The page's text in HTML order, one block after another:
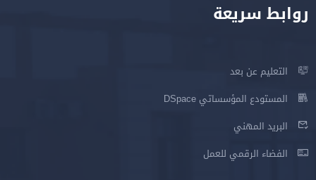
روابط سريعة
التعليم عن بعد
المستودع المؤسساتي DSpace
البريد المهني
الفضاء الرقمي للعمل